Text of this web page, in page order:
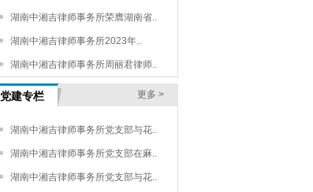
湖南中湘吉律师事务所荣膺湖南省..
湖南中湘吉律师事务所2023年..
湖南中湘吉律师事务所周丽君律师..
党建专栏 更多 >
湖南中湘吉律师事务所党支部与花..
湖南中湘吉律师事务所党支部在麻..
湖南中湘吉律师事务所党支部与花..